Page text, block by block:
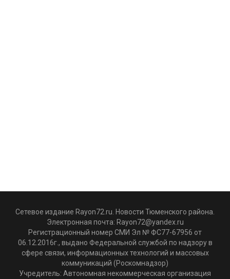
Сетевое издание Rayon72.ru. Новости Тюменского района.
Электронная почта: Rayon72@yandex.ru
Регистрационный номер СМИ Эл № ФС77-67956 от
06.12.2016г., выдано Федеральной службой по надзору в
сфере связи, информационных технологий и массовых
коммуникаций (Роскомнадзор)
Учредитель: Автономная некоммерческая организация